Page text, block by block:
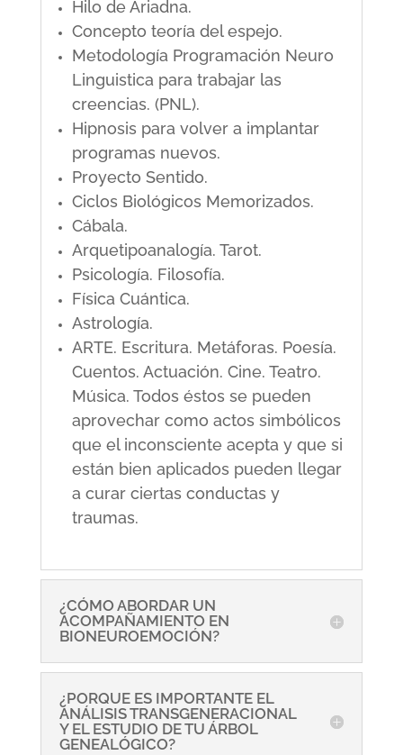
Hilo de Ariadna.
Concepto teoría del espejo.
Metodología Programación Neuro
Linguistica para trabajar las
creencias. (PNL).
Hipnosis para volver a implantar
programas nuevos.
Proyecto Sentido.
Ciclos Biológicos Memorizados.
Cábala.
Arquetipoanalogía. Tarot.
Psicología. Filosofía.
Física Cuántica.
Astrología.
ARTE. Escritura. Metáforas. Poesía.
Cuentos. Actuación. Cine. Teatro.
Música. Todos éstos se pueden
aprovechar como actos simbólicos
que el inconsciente acepta y que si
están bien aplicados pueden llegar
a curar ciertas conductas y
traumas.
¿CÓMO ABORDAR UN
ACOMPAÑAMIENTO EN
BIONEUROEMOCIÓN?
¿PORQUE ES IMPORTANTE EL
ANÁLISIS TRANSGENERACIONAL
Y EL ESTUDIO DE TU ÁRBOL
GENEALÓGICO?